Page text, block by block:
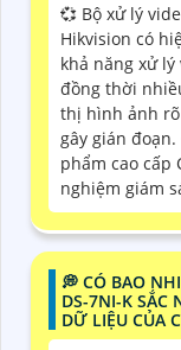
💞 Bộ xử lý
Hikvision có
khả năng xử
đồng thời
thị hình ảnh
gây gián
phẩm cao cấp
nghiệm giám
️💭 CÓ BAO
DS-7NI-K SẮC
DỮ LIỆU CỦA